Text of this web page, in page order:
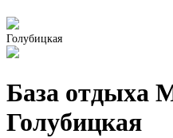
Голубицкая
База отдыха
Голубицкая